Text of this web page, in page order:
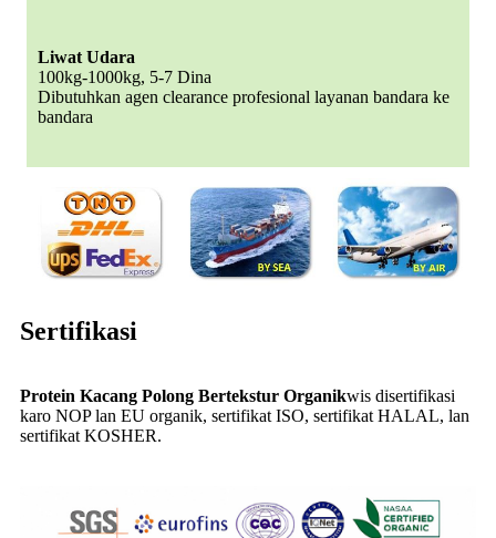
Liwat Udara
100kg-1000kg, 5-7 Dina
Dibutuhkan agen clearance profesional layanan bandara ke
bandara
Sertifikasi
Protein Kacang Polong Bertekstur Organikwis disertifikasi
karo NOP lan EU organik, sertifikat ISO, sertifikat HALAL, lan
sertifikat KOSHER.